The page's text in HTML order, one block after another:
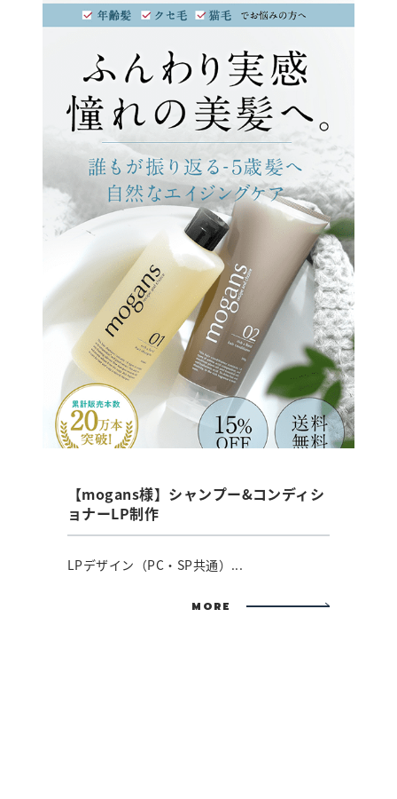
【mogans様】シャンプー&コンディシ
ョナーLP制作
LPデザイン（PC・SP共通）...
MORE